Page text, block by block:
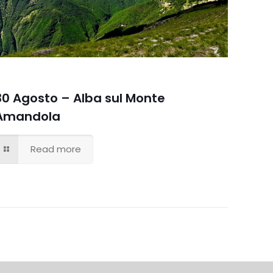
Agosto – Alba sul Monte
Read more